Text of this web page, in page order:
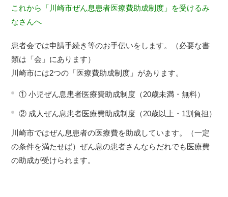
これから「川崎市ぜん息患者医療費助成制度」を受けるみ
なさんへ
患者会では申請手続き等のお手伝いをします。（必要な書
類は「会」にあります）
川崎市には2つの「医療費助成制度」があります。
① 小児ぜん息患者医療費助成制度（20歳未満・無料）
② 成人ぜん息患者医療費助成制度（20歳以上・1割負担）
川崎市ではぜん息患者の医療費を助成しています。（一定
の条件を満たせば）ぜん息の患者さんならだれでも医療費
の助成が受けられます。